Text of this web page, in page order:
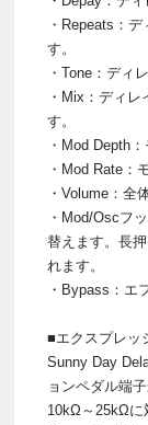
・Repeats：
す。
・Tone：ディ
・Mix：ディ
す。
・Mod Depth
・Mod Rate：
・Volume：全
・Mod/Oscフ
替えます。長
れます。
・Bypass：エ
■エクスプレッ
Sunny Day
ョンペダル端
10kΩ～25kΩに